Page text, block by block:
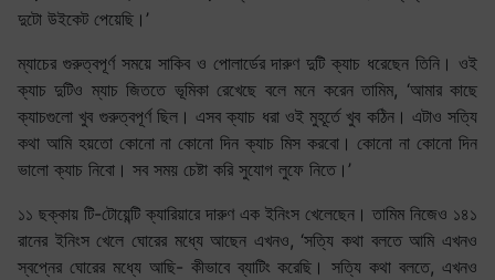
দুটো উইকেট পেয়েছি।’
ম্যাচের গুরুত্বপূর্ণ সময়ে সাকিব ও পোলার্ডের দারুণ দুটি ক্যাচ ধরেছেন তিনি। ‍ওই
ক্যাচ ‍দুটিও ম্যাচ জিততে ভূমিকা রেখেছে বলে মনে করেন তামিম, ‘আমার কাছে
ক্যাচগুলো খুব গুরুত্বপূর্ণ ছিল। এসব ক্যাচ ধরা ওই মুহূর্তে খুব কঠিন। এটাও সত্যি
কথা আমি হয়তো কোনো না কোনো দিন ক্যাচ মিস করবো। কোনো না কোনো দিন
ভালো ক্যাচ নিবো। সব সময় চেষ্টা করি সুযোগ লুফে নিতে।’
১১ ছক্কায় টি-টোয়েন্টি ক্যারিয়ারে দারুণ এক ইনিংস খেলেছেন। তামিম নিজেও ১৪১
রানের ইনিংস খেলে ঘোরের মধ্যে আছেন এখনও, ‘সত্যি কথা বলতে আমি এখনও
স্বপ্নের ঘোরের মধ্যে আছি- কীভাবে ব্যাটিং করেছি। সত্যি কথা বলতে, এখনও